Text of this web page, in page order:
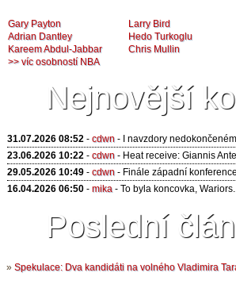
Gary Payton
Larry Bird
Adrian Dantley
Hedo Turkoglu
Kareem Abdul-Jabbar
Chris Mullin
>> víc osobností NBA
Nejnovější
31.07.2026 08:52 - cdwn - I navzdory
23.06.2026 10:22 - cdwn - Heat receive: Giannis
29.05.2026 10:49 - cdwn - Finále západní
16.04.2026 06:50 - mika - To byla koncovka,
Poslední
» Spekulace: Dva kandidáti na volného Vladimira